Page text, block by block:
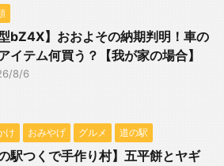
型bZ4X】おおよその納期判明！車の
イテム何買う？【我が家の場合】
8/6
け おみやげ グルメ 道の駅
の駅つくで手作り村】五平餅とヤギ